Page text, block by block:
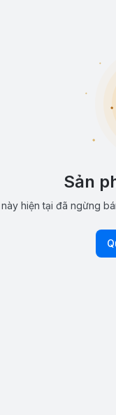
Sản
hiện tại đã ngừng